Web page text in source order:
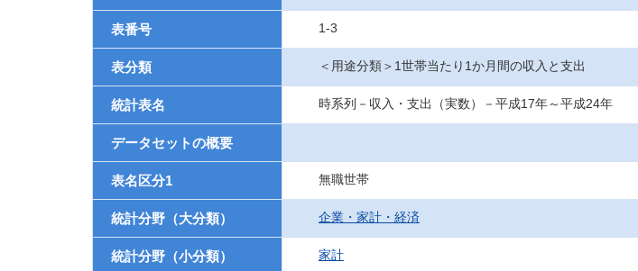
表番号 1-3
表分類 ＜用途分類＞1世帯当たり1か月間の収入と支出
統計表名 時系列－収入・支出（実数）－平成17年～平成24年
データセットの概要
表名区分1 無職世帯
統計分野（大分類） 企業・家計・経済
統計分野（小分類） 家計